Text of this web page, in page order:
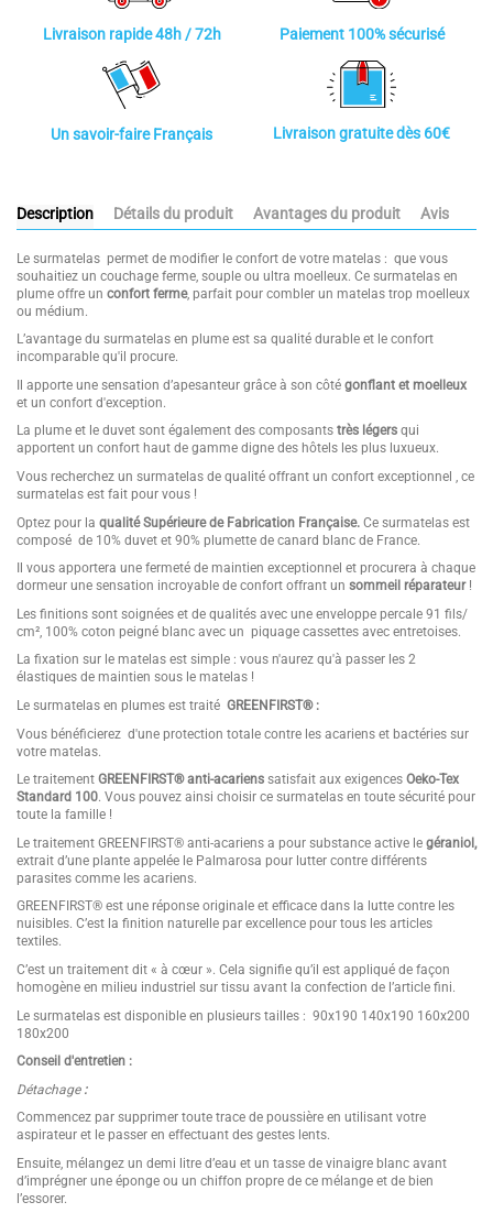
Livraison rapide 48h / 72h Paiement 100% sécurisé
Un savoir-faire Français Livraison gratuite dès 60€
Description Détails du produit Avantages du produit Avis
Le surmatelas permet de modifier le confort de votre matelas : que vous
souhaitiez un couchage ferme, souple ou ultra moelleux. Ce surmatelas en
plume offre un confort ferme, parfait pour combler un matelas trop moelleux
ou médium.
L’avantage du surmatelas en plume est sa qualité durable et le confort
incomparable qu'il procure.
Il apporte une sensation d’apesanteur grâce à son côté gonflant et moelleux
et un confort d'exception.
La plume et le duvet sont également des composants très légers qui
apportent un confort haut de gamme digne des hôtels les plus luxueux.
Vous recherchez un surmatelas de qualité offrant un confort exceptionnel , ce
surmatelas est fait pour vous !
Optez pour la qualité Supérieure de Fabrication Française. Ce surmatelas est
composé de 10% duvet et 90% plumette de canard blanc de France.
Il vous apportera une fermeté de maintien exceptionnel et procurera à chaque
dormeur une sensation incroyable de confort offrant un sommeil réparateur!
Les finitions sont soignées et de qualités avec une enveloppe percale 91 fils/
cm², 100% coton peigné blanc avec un piquage cassettes avec entretoises.
La fixation sur le matelas est simple : vous n'aurez qu'à passer les 2
élastiques de maintien sous le matelas !
Le surmatelas en plumes est traité GREENFIRST® :
Vous bénéficierez d'une protection totale contre les acariens et bactéries sur
votre matelas.
Le traitement GREENFIRST® anti-acariens satisfait aux exigences Oeko-Tex
Standard 100. Vous pouvez ainsi choisir ce surmatelas en toute sécurité pour
toute la famille !
Le traitement GREENFIRST® anti-acariens a pour substance active le géraniol,
extrait d’une plante appelée le Palmarosa pour lutter contre différents
parasites comme les acariens.
GREENFIRST® est une réponse originale et efficace dans la lutte contre les
nuisibles. C’est la finition naturelle par excellence pour tous les articles
textiles.
C’est un traitement dit « à cœur ». Cela signifie qu’il est appliqué de façon
homogène en milieu industriel sur tissu avant la confection de l’article fini.
Le surmatelas est disponible en plusieurs tailles : 90x190 140x190 160x200
180x200
Conseil d'entretien :
Détachage :
Commencez par supprimer toute trace de poussière en utilisant votre
aspirateur et le passer en effectuant des gestes lents.
Ensuite, mélangez un demi litre d’eau et un tasse de vinaigre blanc avant
d’imprégner une éponge ou un chiffon propre de ce mélange et de bien
l’essorer.